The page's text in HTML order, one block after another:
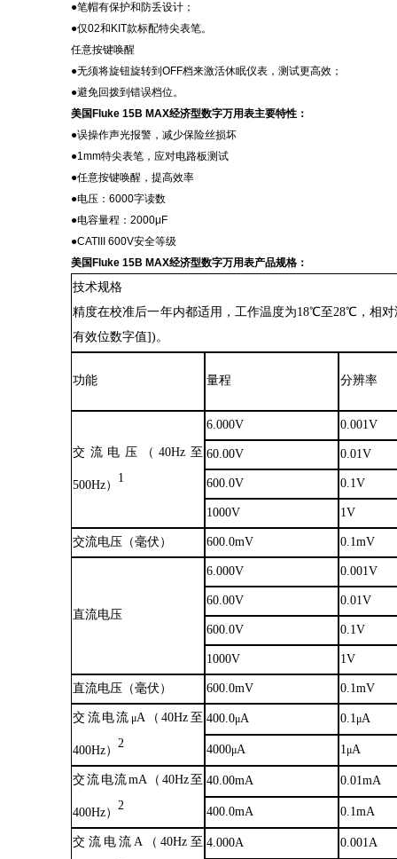
●笔帽有保护和防丢设计；
●仅02和KIT款标配特尖表笔。
任意按键唤醒
●无须将旋钮旋转到OFF档来激活休眠仪表，测试更高效；
●避免回拨到错误档位。
美国 Fluke 15B MAX经济型数字万用表主要特性 ：
●误操作声光报警，减少保险丝损坏
●1mm特尖表笔，应对电路板测试
●任意按键唤醒，提高效率
●电压：6000字读数
●电容量程： 2000μ F
●CATIII 600V安全等级
美国 Fluke 15B MAX经济型数字万用表产品规格：
技术规格
精度在校准后一年内都适用，工作温度为18℃至28℃，相对
有效位数字值])。
功能 量程 分辨率
交流电压（40Hz至
500Hz）
1
6.000V 0.001V
60.00V 0.01V
600.0V 0.1V
1000V 1V
交流电压（毫伏） 600.0mV 0.1mV
直流电压
6.000V 0.001V
60.00V 0.01V
600.0V 0.1V
1000V 1V
直流电压（毫伏） 600.0mV 0.1mV
交流电流 μA（40Hz至
400Hz）
2
400.0μA 0.1μA
4000μA 1μA
交流电流mA（40Hz至
400Hz）
2
40.00mA 0.01mA
400.0mA 0.1mA
交流电流A（40Hz至 4.000A 0.001A